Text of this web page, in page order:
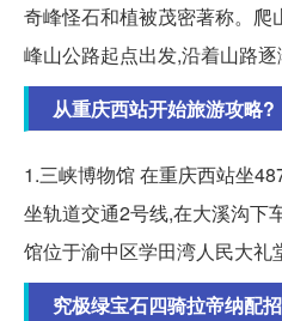
奇峰怪石和植被茂密著称。爬
峰山公路起点出发,沿着山路逐
从重庆西站开始旅游攻略?
1.三峡博物馆 在重庆西站坐
坐轨道交通2号线,在大溪沟下
馆位于渝中区学田湾人民大礼
究极绿宝石四骑拉帝纳配